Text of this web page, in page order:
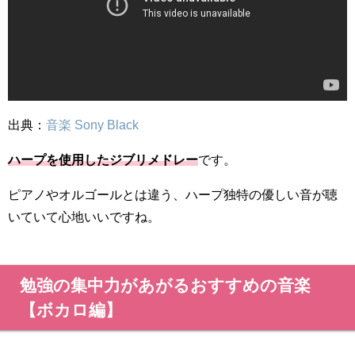
出典： 音楽 Sony Black
ハープを使用したジブリメドレーです。
ピアノやオルゴールとは違う、ハープ独特の優しい音が聴
いていて心地いいですね。
勉強の集中力があがるおすすめの音楽
【ボカロ編】